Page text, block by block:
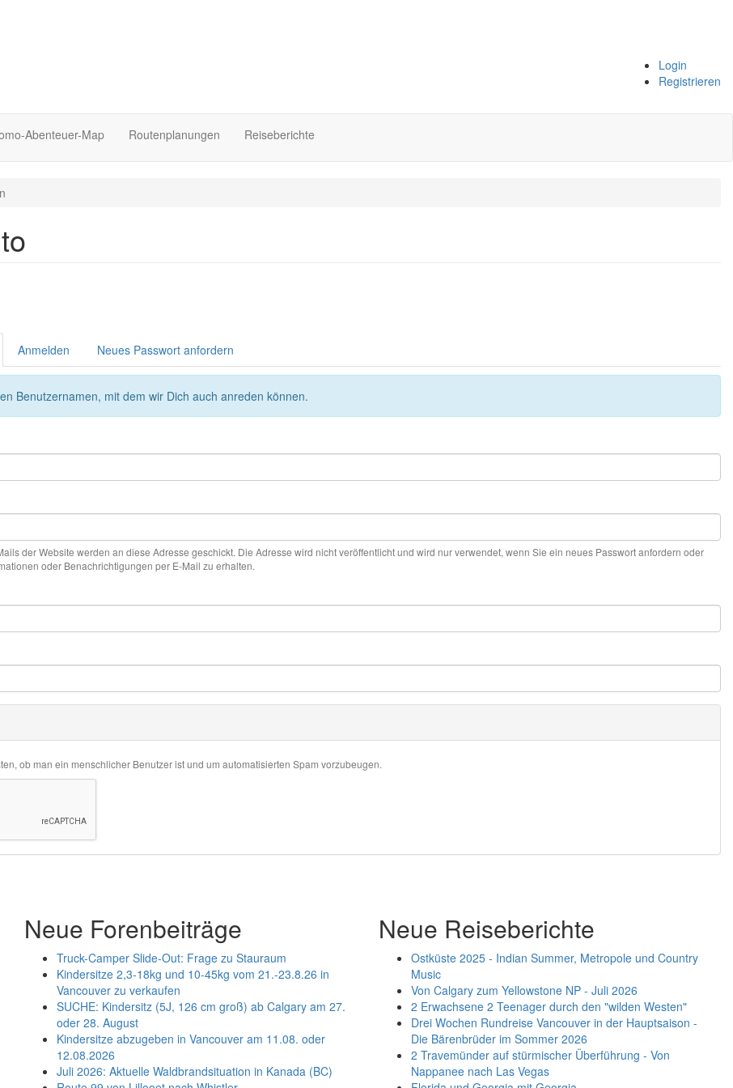
Login
Registrieren
Abenteuer-Map Routenplanungen Reiseberichte
Anmelden Neues Passwort anfordern
Benutzernamen, mit dem wir Dich auch anreden können.
der Website werden an diese Adresse geschickt. Die Adresse wird nicht veröffentlicht und wird nur verwendet, wenn Sie ein neues Passwort anfordern oder
oder Benachrichtigungen per E-Mail zu erhalten.
ob man ein menschlicher Benutzer ist und um automatisierten Spam vorzubeugen.
Neue Forenbeiträge
Truck-Camper Slide-Out: Frage zu Stauraum
Kindersitze 2,3-18kg und 10-45kg vom 21.-23.8.26 in
Vancouver zu verkaufen
SUCHE: Kindersitz (5J, 126 cm groß) ab Calgary am 27.
oder 28. August
Kindersitze abzugeben in Vancouver am 11.08. oder
12.08.2026
Juli 2026: Aktuelle Waldbrandsituation in Kanada (BC)
Neue Reiseberichte
Ostküste 2025 - Indian Summer, Metropole und Country
Music
Von Calgary zum Yellowstone NP - Juli 2026
2 Erwachsene 2 Teenager durch den "wilden Westen"
Drei Wochen Rundreise Vancouver in der Hauptsaison -
Die Bärenbrüder im Sommer 2026
2 Travemünder auf stürmischer Überführung - Von
Nappanee nach Las Vegas